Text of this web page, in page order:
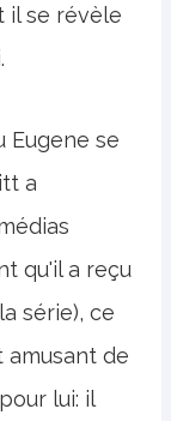
il se révèle
Eugene se
a
qu'il a reçu
série), ce
de
lui: il